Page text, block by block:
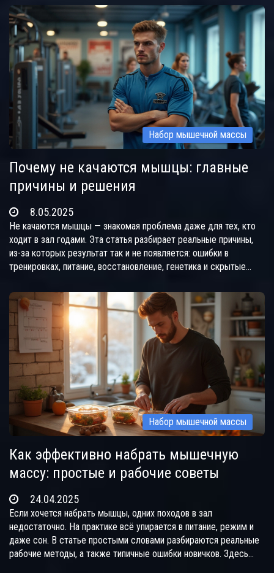
чтобы твои тренировки действительно работали. Всё написано
прямо, без научных заумностей.
Набор мышечной массы
Почему не качаются мышцы: главные
причины и решения
8.05.2025
Не качаются мышцы — знакомая проблема даже для тех, кто
ходит в зал годами. Эта статья разбирает реальные причины,
из-за которых результат так и не появляется: ошибки в
тренировках, питание, восстановление, генетика и скрытые
простые шаги помогут изменить ситуацию. Здесь только
конкретные советы, никакой воды и заумных терминов.
Прочитай и начинай расти уже сегодня.
Набор мышечной массы
Как эффективно набрать мышечную
массу: простые и рабочие советы
24.04.2025
Если хочется набрать мышцы, одних походов в зал
недостаточно. На практике всё упирается в питание, режим и
даже сон. В статье простыми словами разбираются реальные
рабочие методы, а также типичные ошибки новичков. Здесь